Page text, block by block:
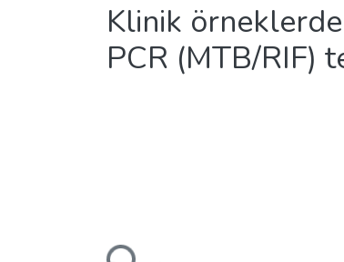
Klinik
PCR (MTB/RIF)
Yükleniyor...